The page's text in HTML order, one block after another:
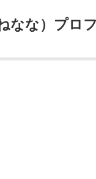
なな）プロ